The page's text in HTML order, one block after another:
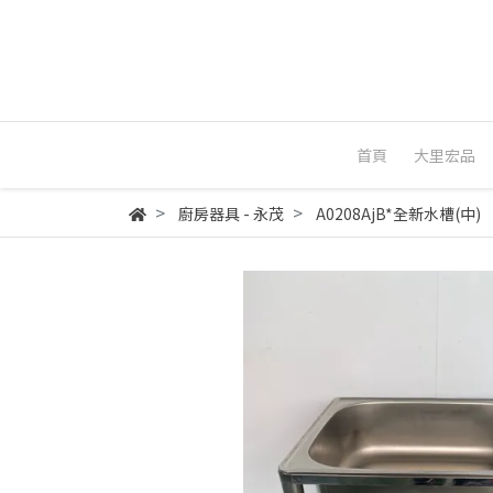
首頁 大里宏品
廚房器具 - 永茂 A0208AjB*全新水槽(中)